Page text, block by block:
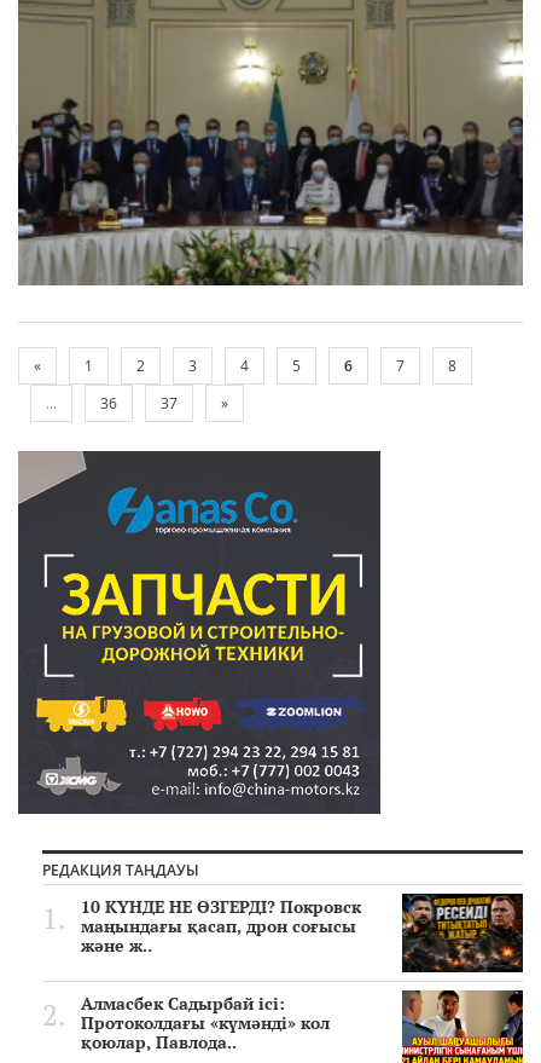
« 1 2 3 4 5 6 7
8
...
36 37 »
РЕДАКЦИЯ ТАҢДАУЫ
10 КҮНДЕ НЕ ӨЗГЕРДІ? Покровск
маңындағы қасап, дрон соғысы
және ж..
Алмасбек Садырбай ісі:
Протоколдағы «күмәнді» кол
қоюлар, Павлода..